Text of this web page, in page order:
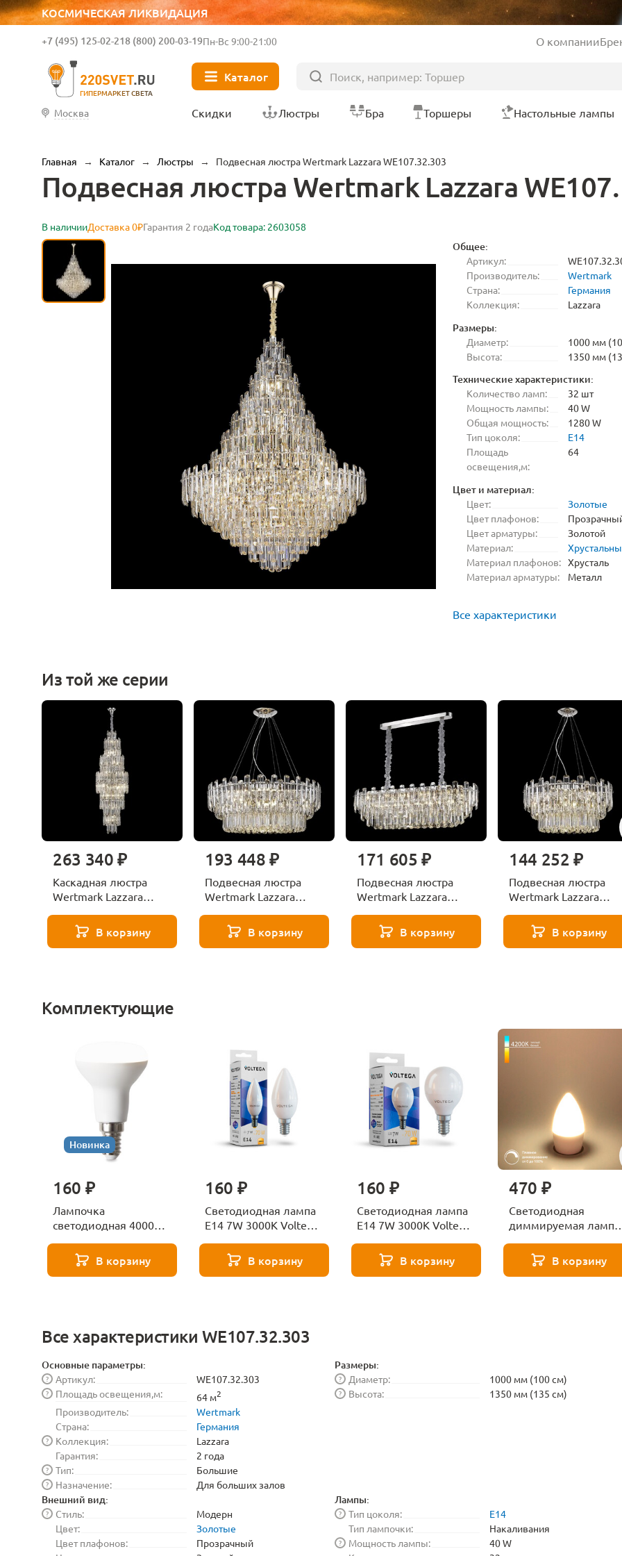
КОСМИЧЕСКАЯ ЛИКВИДАЦИЯ
ГИПЕРМАРКЕТ СВЕТА
+7 (495) 125-02-218 (800) 200-03-19Пн-Вс 9:00-21:00 О компании
Каталог
Москва Скидки Люстры Бра Торшеры Настольные лампы
Главная → Каталог → Люстры → Подвесная люстра Wertmark Lazzara WE107.32.303
Подвесная люстра Wertmark Lazzara
В наличииДоставка 0₽Гарантия 2 годаКод товара: 2603058
Общее:
Артикул:
Производитель:
Wertmark
Страна:
Германия
Коллекция:
Lazzara
Размеры:
Диаметр:
1000 мм
Высота:
1350 мм
Технические характеристики:
Количество ламп:
32 шт
Мощность лампы:
40 W
Общая мощность:
1280 W
Тип цоколя:
E14
Площадь
освещения,м:
64
Цвет и материал:
Цвет:
Золотые
Цвет плафонов:
Цвет арматуры:
Золотой
Материал:
Материал плафонов: Хрусталь
Материал арматуры:
Металл
Все характеристики
Из той же серии
263 340 ₽
Каскадная люстра
Wertmark Lazzara
В корзину
193 448 ₽
Подвесная люстра
Wertmark Lazzara
В корзину
171 605 ₽
Подвесная люстра
Wertmark Lazzara
В корзину
144 252 ₽
Подвесная люстра
Wertmark Lazzara
В корзину
Комплектующие
Новинка
160 ₽
Лампочка
светодиодная 4000К
271 8585В корзину
160 ₽
Светодиодная лампа
E14 7W 3000K Voltega
В корзину
160 ₽
Светодиодная лампа
E14 7W 3000K Voltega
В корзину
470 ₽
Светодиодная
диммируемая лампа
Elektrostandard
BLE1448
В корзину
Все характеристики WE107.32.303
Основные параметры:
Артикул:
?
WE107.32.303
Площадь освещения,м:
? 64 м2
Производитель:
Wertmark
Страна:
Германия
Коллекция:
?
Lazzara
Гарантия:
2 года
Тип:
?
Большие
Назначение:
? Для больших залов
Размеры:
Диаметр:
?
1000 мм (100 см)
Высота:
? 1350 мм (135 см)
Внешний вид:
Стиль:
?
Модерн
Цвет:
Золотые
Цвет плафонов:
Прозрачный
Лампы:
Тип цоколя:
?
E14
Тип лампочки:
Накаливания
Мощность лампы:
?
40 W